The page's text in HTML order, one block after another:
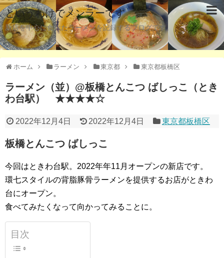
というわけでメンラーです
新店を中心に食べたラーメンを記録するブログです。
ホーム ラーメン 東京都 東京都板橋区
ラーメン（並）@板橋とんこつ ばしっこ（とき
わ台駅） ★★★★☆
2022年12月4日 2022年12月4日 東京都板橋区
板橋とんこつ ばしっこ
今回はときわ台駅。2022年年11月オープンの新店です。
環七スタイルの背脂豚骨ラーメンを提供するお店がときわ
台にオープン。
食べてみたくなって向かってみることに。
目次